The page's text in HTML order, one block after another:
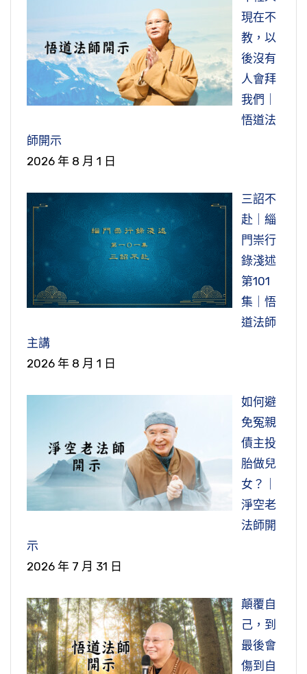
現在不
教，以
後沒有
人會拜
我們｜
悟道法
師開示
2026 年 8 月 1 日
三詔不
赴｜緇
門崇行
錄淺述
第101
集｜悟
道法師
主講
2026 年 8 月 1 日
如何避
免冤親
債主投
胎做兒
女？｜
淨空老
法師開
示
2026 年 7 月 31 日
顛覆自
己，到
最後會
傷到自